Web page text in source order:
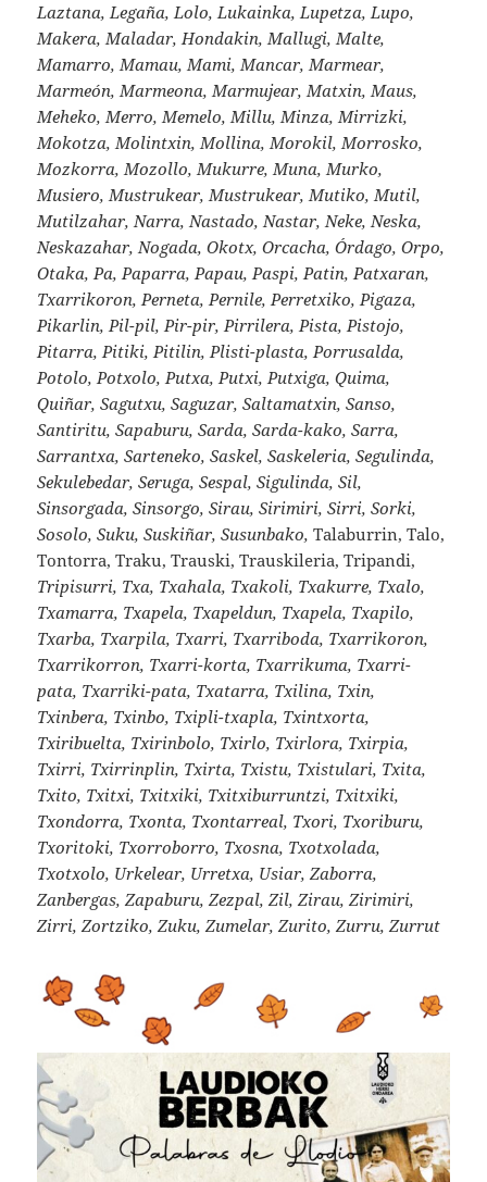
Laztana, Legaña, Lolo, Lukainka, Lupetza, Lupo,
Makera, Maladar, Hondakin, Mallugi, Malte,
Mamarro, Mamau, Mami, Mancar, Marmear,
Marmeón, Marmeona, Marmujear, Matxin, Maus,
Meheko, Merro, Memelo, Millu, Minza, Mirrizki,
Mokotza, Molintxin, Mollina, Morokil, Morrosko,
Mozkorra, Mozollo, Mukurre, Muna, Murko,
Musiero, Mustrukear, Mustrukear, Mutiko, Mutil,
Mutilzahar, Narra, Nastado, Nastar, Neke, Neska,
Neskazahar, Nogada, Okotx, Orcacha, Órdago, Orpo,
Otaka, Pa, Paparra, Papau, Paspi, Patin, Patxaran,
Txarrikoron, Perneta, Pernile, Perretxiko, Pigaza,
Pikarlin, Pil-pil, Pir-pir, Pirrilera, Pista, Pistojo,
Pitarra, Pitiki, Pitilin, Plisti-plasta, Porrusalda,
Potolo, Potxolo, Putxa, Putxi, Putxiga, Quima,
Quiñar, Sagutxu, Saguzar, Saltamatxin, Sanso,
Santiritu, Sapaburu, Sarda, Sarda-kako, Sarra,
Sarrantxa, Sarteneko, Saskel, Saskeleria, Segulinda,
Sekulebedar, Seruga, Sespal, Sigulinda, Sil,
Sinsorgada, Sinsorgo, Sirau, Sirimiri, Sirri, Sorki,
Sosolo, Suku, Suskiñar, Susunbako, Talaburrin, Talo,
Tontorra, Traku, Trauski, Trauskileria, Tripandi,
Tripisurri, Txa, Txahala, Txakoli, Txakurre, Txalo,
Txamarra, Txapela, Txapeldun, Txapela, Txapilo,
Txarba, Txarpila, Txarri, Txarriboda, Txarrikoron,
Txarrikorron, Txarri-korta, Txarrikuma, Txarri-
pata, Txarriki-pata, Txatarra, Txilina, Txin,
Txinbera, Txinbo, Txipli-txapla, Txintxorta,
Txiribuelta, Txirinbolo, Txirlo, Txirlora, Txirpia,
Txirri, Txirrinplin, Txirta, Txistu, Txistulari, Txita,
Txito, Txitxi, Txitxiki, Txitxiburruntzi, Txitxiki,
Txondorra, Txonta, Txontarreal, Txori, Txoriburu,
Txoritoki, Txorroborro, Txosna, Txotxolada,
Txotxolo, Urkelear, Urretxa, Usiar, Zaborra,
Zanbergas, Zapaburu, Zezpal, Zil, Zirau, Zirimiri,
Zirri, Zortziko, Zuku, Zumelar, Zurito, Zurru, Zurrut